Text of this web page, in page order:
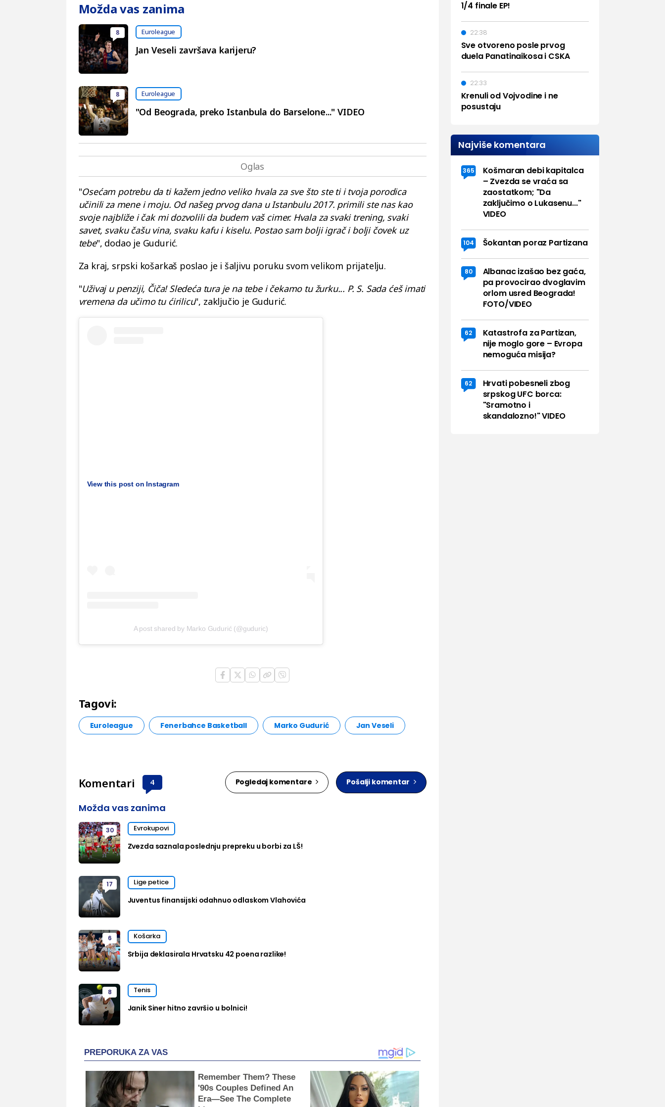
Možda vas zanima
8 Euroleague
Jan Veseli završava karijeru?
8 Euroleague
"Od Beograda, preko Istanbula do Barselone..." VIDEO
"Osećam potrebu da ti kažem jedno veliko hvala za sve što ste ti i tvoja porodica
učinili za mene i moju. Od našeg prvog dana u Istanbulu 2017. primili ste nas kao
svoje najbliže i čak mi dozvolili da budem vaš cimer. Hvala za svaki trening, svaki
savet, svaku čašu vina, svaku kafu i kiselu. Postao sam bolji igrač i bolji čovek uz
tebe", dodao je Gudurić.
Za kraj, srpski košarkaš poslao je i šaljivu poruku svom velikom prijatelju.
"Uživaj u penziji, Čiča! Sledeća tura je na tebe i čekamo tu žurku... P. S. Sada ćeš imati
vremena da učimo tu ćirilicu", zaključio je Gudurić.
View this post on Instagram
A post shared by Marko Gudurić (@guduric)
Tagovi:
Euroleague Fenerbahce Basketball Marko Gudurić Jan Veseli
Komentari 4 Pogledaj komentare Pošalji komentar
Možda vas zanima
30 Evrokupovi
Zvezda saznala poslednju prepreku u borbi za LŠ!
17 Lige petice
Juventus finansijski odahnuo odlaskom Vlahovića
6 Košarka
Srbija deklasirala Hrvatsku 42 poena razlike!
8 Tenis
Janik Siner hitno završio u bolnici!
PREPORUKA ZA VAS
Remember Them? These
'90s Couples Defined An
Era—See The Complete
1/4 finale EP!
Sve otvoreno posle prvog
duela Panatinaikosa i CSKA
22:38
Krenuli od Vojvodine i ne
posustaju
22:33
Najviše komentara
365
Košmaran debi kapitalca
– Zvezda se vraća sa
zaostatkom; "Da
zaključimo o Lukasenu..."
VIDEO
104 Šokantan poraz Partizana
80
Albanac izašao bez gaća,
pa provocirao dvoglavim
orlom usred Beograda!
FOTO/VIDEO
62
Katastrofa za Partizan,
nije moglo gore – Evropa
nemoguća misija?
62
Hrvati pobesneli zbog
srpskog UFC borca:
"Sramotno i
skandalozno!" VIDEO